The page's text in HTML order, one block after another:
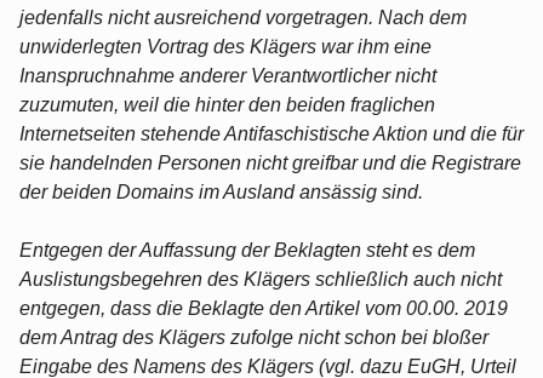
jedenfalls nicht ausreichend vorgetragen. Nach dem
unwiderlegten Vortrag des Klägers war ihm eine
Inanspruchnahme anderer Verantwortlicher nicht
zuzumuten, weil die hinter den beiden fraglichen
Internetseiten stehende Antifaschistische Aktion und die für
sie handelnden Personen nicht greifbar und die Registrare
der beiden Domains im Ausland ansässig sind.
Entgegen der Auffassung der Beklagten steht es dem
Auslistungsbegehren des Klägers schließlich auch nicht
entgegen, dass die Beklagte den Artikel vom 00.00. 2019
dem Antrag des Klägers zufolge nicht schon bei bloßer
Eingabe des Namens des Klägers (vgl. dazu EuGH, Urteil